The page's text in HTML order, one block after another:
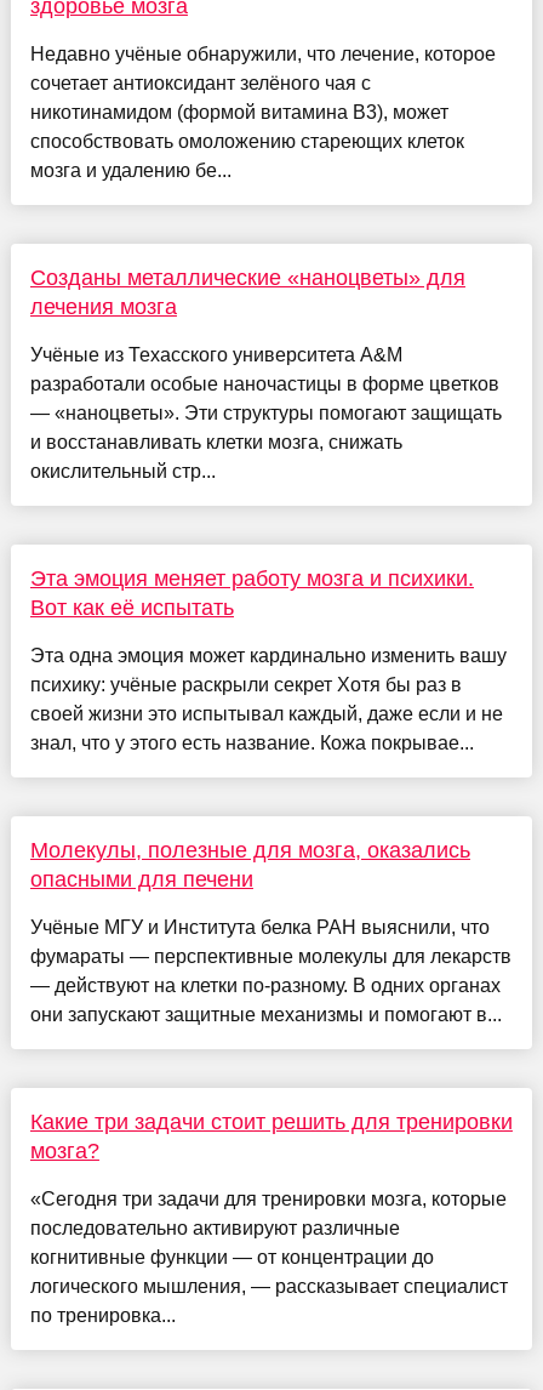
здоровье мозга
Недавно учёные обнаружили, что лечение, которое
сочетает антиоксидант зелёного чая с
никотинамидом (формой витамина В3), может
способствовать омоложению стареющих клеток
мозга и удалению бе...
Созданы металлические «наноцветы» для
лечения мозга
Учёные из Техасского университета A&M
разработали особые наночастицы в форме цветков
— «наноцветы». Эти структуры помогают защищать
и восстанавливать клетки мозга, снижать
окислительный стр...
Эта эмоция меняет работу мозга и психики.
Вот как её испытать
Эта одна эмоция может кардинально изменить вашу
психику: учёные раскрыли секрет Хотя бы раз в
своей жизни это испытывал каждый, даже если и не
знал, что у этого есть название. Кожа покрывае...
Молекулы, полезные для мозга, оказались
опасными для печени
Учёные МГУ и Института белка РАН выяснили, что
фумараты — перспективные молекулы для лекарств
— действуют на клетки по-разному. В одних органах
они запускают защитные механизмы и помогают в...
Какие три задачи стоит решить для тренировки
мозга?
«Сегодня три задачи для тренировки мозга, которые
последовательно активируют различные
когнитивные функции — от концентрации до
логического мышления, — рассказывает специалист
по тренировка...